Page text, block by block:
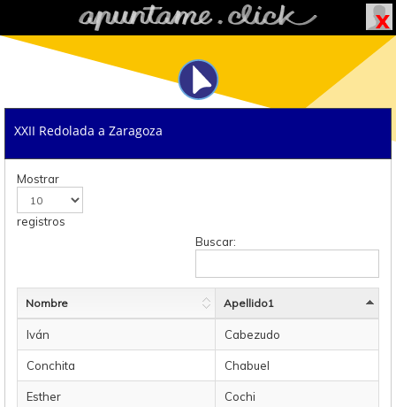
XXII Redolada a Zaragoza
Mostrar
registros
Buscar:
Nombre Apellido1
Iván Cabezudo
Conchita Chabuel
Esther Cochi